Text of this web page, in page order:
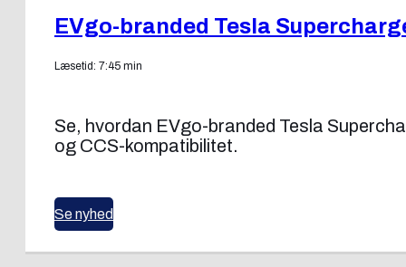
EVgo-branded Tesla
Læsetid: 7:45 min
Se, hvordan EVgo-branded Tesla
og CCS-kompatibilitet.
Se nyhed